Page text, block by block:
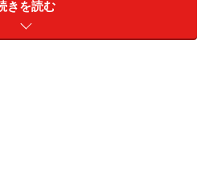
、現金やタカシマヤ（ゴール
きを読む